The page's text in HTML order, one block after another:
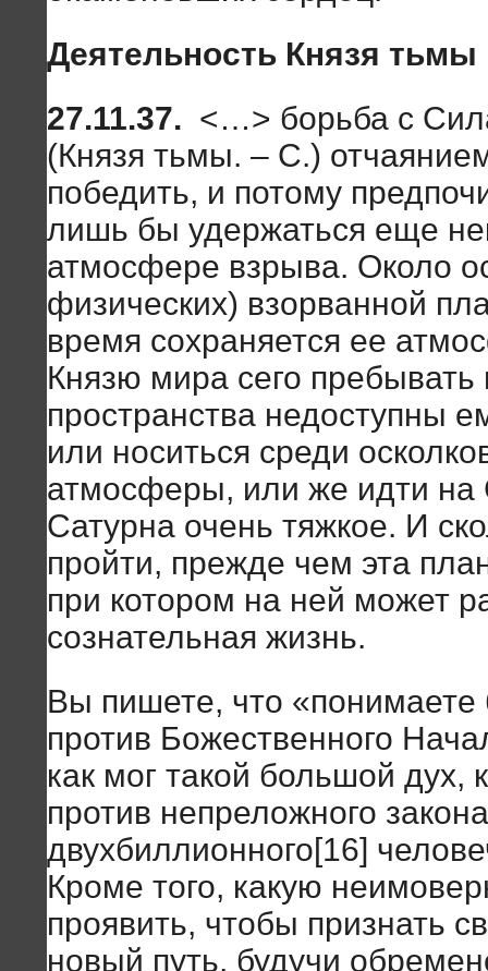
Деятельность Князя тьмы
27.11.37. <…> борьба с
(Князя тьмы. – С.)
победить, и потому
лишь бы удержаться еще
атмосфере взрыва. Около
физических) взорванной
время сохраняется ее
Князю мира сего
пространства недоступны
или носиться среди
атмосферы, или же идти на
Сатурна очень тяжкое. И
пройти, прежде чем эта
при котором на ней может
сознательная жизнь.
Вы пишете, что «понимаете
против Божественного
как мог такой большой дух,
против непреложного
двухбиллионного[16]
Кроме того, какую
проявить, чтобы признать
новый путь, будучи